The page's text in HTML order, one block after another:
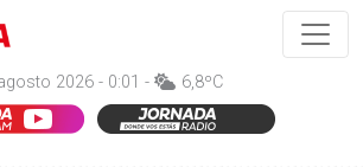
2026 - 0:01 - 6,8ºC